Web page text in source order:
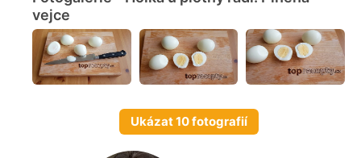
vejce
Ukázat 10 fotografií